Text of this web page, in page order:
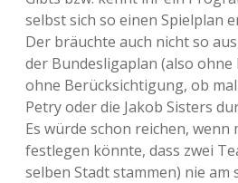
selbst sich so einen Spielplan
Der bräuchte auch nicht so
der Bundesligaplan (also
ohne Berücksichtigung, ob
Petry oder die Jakob Sisters
Es würde schon reichen, wenn
festlegen könnte, dass zwei
selben Stadt stammen) nie am